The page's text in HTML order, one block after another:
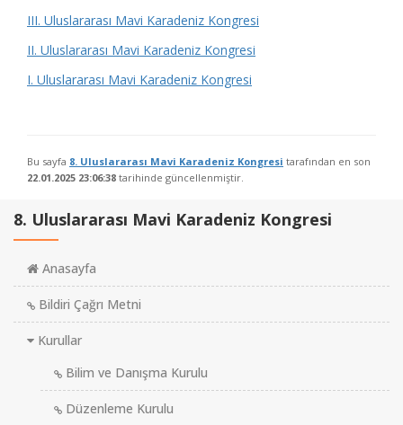
III. Uluslararası Mavi Karadeniz Kongresi
II. Uluslararası Mavi Karadeniz Kongresi
I. Uluslararası Mavi Karadeniz Kongresi
Bu sayfa 8. Uluslararası Mavi Karadeniz Kongresi tarafından en son
22.01.2025 23:06:38 tarihinde güncellenmiştir.
8. Uluslararası Mavi Karadeniz Kongresi
Anasayfa
Bildiri Çağrı Metni
Kurullar
Bilim ve Danışma Kurulu
Düzenleme Kurulu